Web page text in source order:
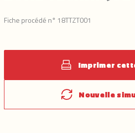
Fiche procédé n° 18TTZT001
Imprimer
Nouvelle